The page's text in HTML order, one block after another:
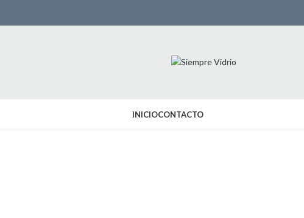
INICIOCONTACTO